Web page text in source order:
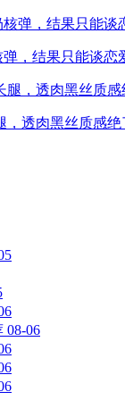
，结果只能谈恋
，透肉黑丝质感绝
08-06